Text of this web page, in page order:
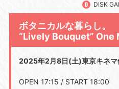
DISK
ボタニカルな暮らし。
“Lively Bouquet” One
2025年2月8日(土)東京キネマ
OPEN 17:15 / START 18:00